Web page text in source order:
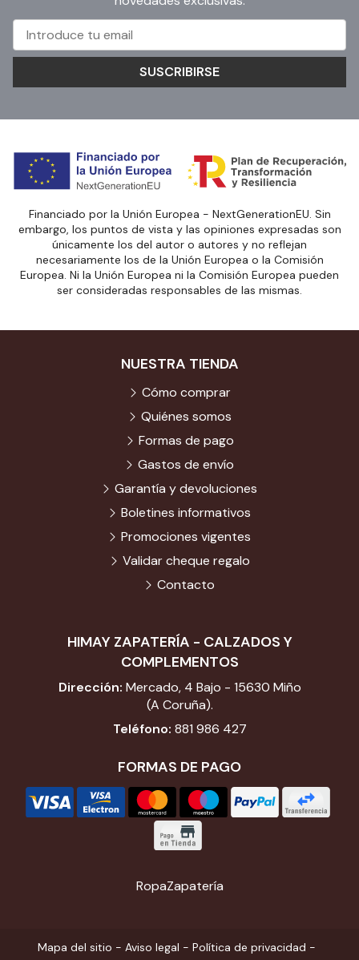
SUSCRIBIRSE
Financiado por la Unión Europea - NextGenerationEU. Sin
embargo, los puntos de vista y las opiniones expresadas son
únicamente los del autor o autores y no reflejan
necesariamente los de la Unión Europea o la Comisión
Europea. Ni la Unión Europea ni la Comisión Europea pueden
ser consideradas responsables de las mismas.
HIMAY ZAPATERÍA - CALZADOS Y
COMPLEMENTOS
Dirección: Mercado, 4 Bajo - 15630 Miño
(A Coruña).
Teléfono: 881 986 427
FORMAS DE PAGO
NUESTRA TIENDA
Cómo comprar
Quiénes somos
Formas de pago
Gastos de envío
Garantía y devoluciones
Boletines informativos
Promociones vigentes
Validar cheque regalo
Contacto
RopaZapatería
Mapa del sitio - Aviso legal - Política de privacidad -